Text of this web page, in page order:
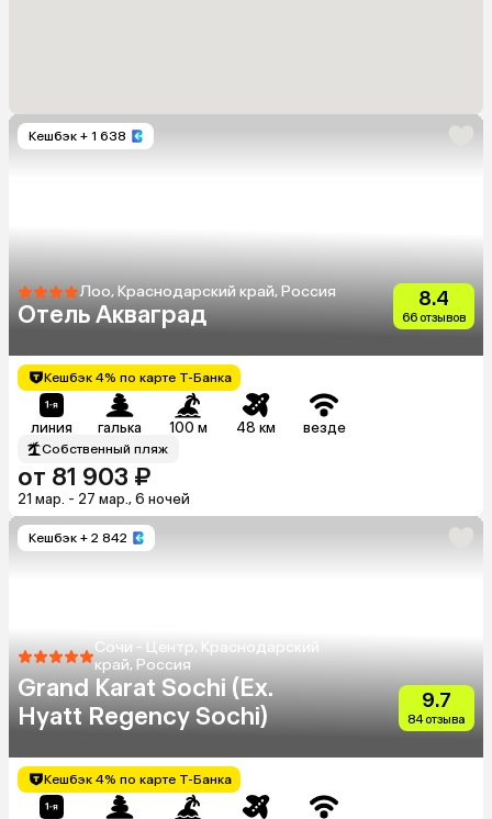
Кешбэк + 1 638
Лоо, Краснодарский край, Россия
Отель Акваград
8.4
66 отзывов
Кешбэк 4% по карте Т-Банка
линия галька 100 м 48 км везде
Собственный пляж
от 81 903 ₽
21 мар. - 27 мар., 6 ночей
Кешбэк + 2 842
Сочи - Центр, Краснодарский
край, Россия
Grand Karat Sochi (Ex.
Hyatt Regency Sochi)
9.7
84 отзыва
Кешбэк 4% по карте Т-Банка